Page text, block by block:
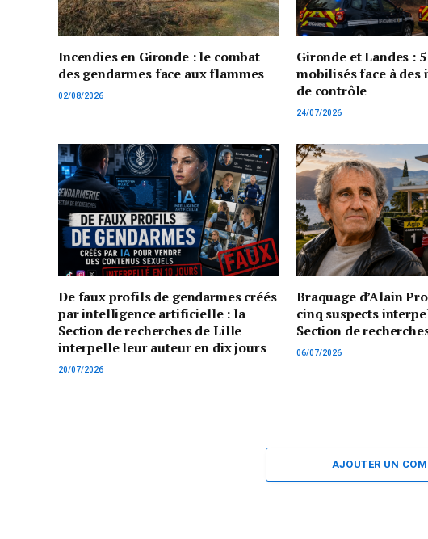
Incendies en Gironde : le combat
des gendarmes face aux flammes
02/08/2026
Gironde et Landes :
mobilisés face à des
de contrôle
24/07/2026
De faux profils de gendarmes créés
par intelligence artificielle : la
Section de recherches de Lille
interpelle leur auteur en dix jours
20/07/2026
Braquage d’Alain
cinq suspects
Section de
06/07/2026
AJOUTER UN